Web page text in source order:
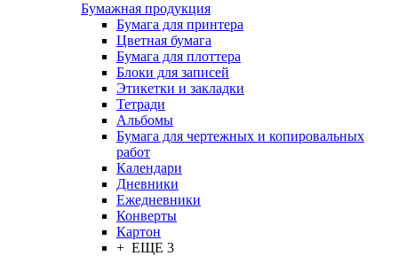
Бумажная продукция
Бумага для принтера
Цветная бумага
Бумага для плоттера
Блоки для записей
Этикетки и закладки
Тетради
Альбомы
Бумага для чертежных и копировальных
работ
Календари
Дневники
Ежедневники
Конверты
Картон
+ ЕЩЕ 3